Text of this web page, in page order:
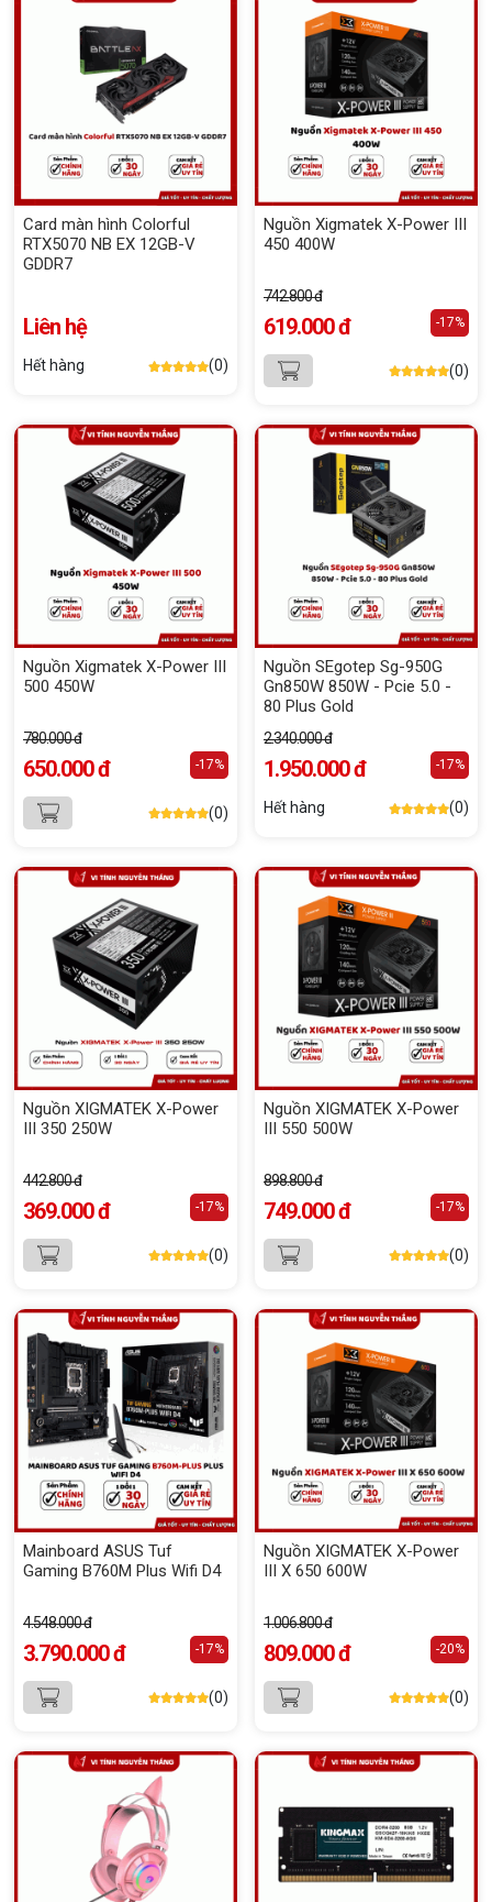
Card màn hình Colorful
RTX5070 NB EX 12GB-V
GDDR7
Liên hệ
Hết hàng (0)
Nguồn Xigmatek X-Power III
450 400W
742.800 đ
619.000 đ -17%
(0)
Nguồn Xigmatek X-Power III
500 450W
780.000 đ
650.000 đ -17%
(0)
Nguồn SEgotep Sg-950G
Gn850W 850W - Pcie 5.0 -
80 Plus Gold
2.340.000 đ
1.950.000 đ -17%
Hết hàng (0)
Nguồn XIGMATEK X-Power
III 350 250W
442.800 đ
369.000 đ -17%
(0)
Nguồn XIGMATEK X-Power
III 550 500W
898.800 đ
749.000 đ -17%
(0)
Mainboard ASUS Tuf
Gaming B760M Plus Wifi D4
4.548.000 đ
3.790.000 đ -17%
(0)
Nguồn XIGMATEK X-Power
III X 650 600W
1.006.800 đ
809.000 đ -20%
(0)